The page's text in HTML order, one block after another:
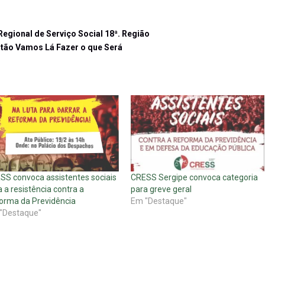
de Serviço Social 18ª. Região
Vamos Lá Fazer o que Será
convoca assistentes sociais
a resistência contra a
da Previdência
CRESS Sergipe convoca categoria
para greve geral
Em "Destaque"